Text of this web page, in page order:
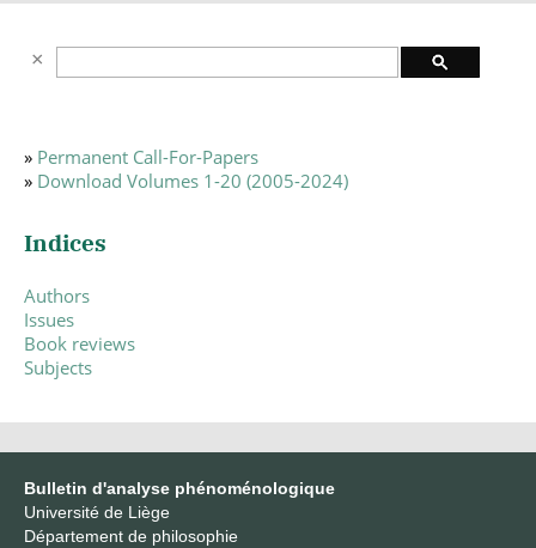
» Permanent Call-For-Papers
» Download Volumes 1-20 (2005-2024)
Indices
Authors
Issues
Book reviews
Subjects
Bulletin d'analyse phénoménologique
Université de Liège
Département de philosophie